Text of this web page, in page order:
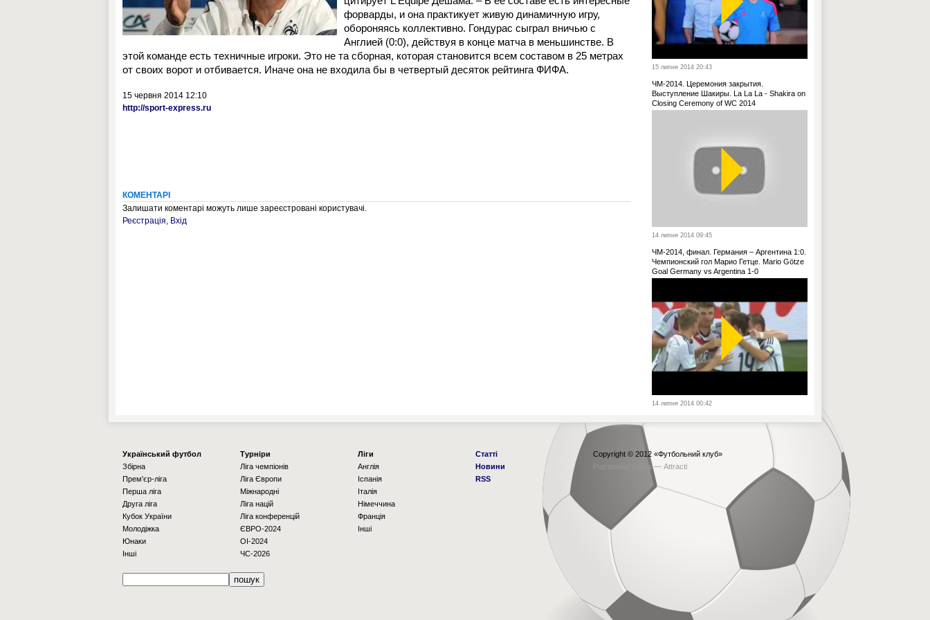
форварды, и она практикует живую динамичную игру,
обороняясь коллективно. Гондурас сыграл вничью с
Англией (0:0), действуя в конце матча в меньшинстве. В
этой команде есть техничные игроки. Это не та сборная, которая становится всем составом в 25 метрах
от своих ворот и отбивается. Иначе она не входила бы в четвертый десяток рейтинга ФИФА.
15 червня 2014 12:10
http://sport-express.ru
КОМЕНТАРІ
Залишати коментарі можуть лише зареєстровані користувачі.
Реєстрація, Вхід
15 липня 2014 20:43
ЧМ-2014. Церемония закрытия.
Выступление Шакиры. La La La - Shakira on
Closing Ceremony of WC 2014
14 липня 2014 09:45
ЧМ-2014, финал. Германия – Аргентина 1:0.
Чемпионский гол Марио Гетце. Mario Götze
Goal Germany vs Argentina 1-0
14 липня 2014 00:42
Українcький футбол
Збірна
Прем'єр-ліга
Перша ліга
Друга ліга
Кубок України
Молодіжка
Юнаки
Інші
Турніри
Ліга чемпіонів
Ліга Європи
Міжнародні
Ліга націй
Ліга конференцій
ЄВРО-2024
OI-2024
ЧС-2026
Ліги
Англія
Іспанія
Італія
Німеччина
Франція
Інші
Статті
Новини
RSS
Copyright © 2012 «Футбольний клуб»
Рорзробка сайта — Attracti